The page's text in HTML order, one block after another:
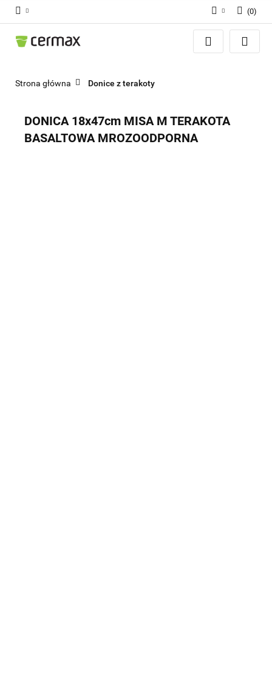
Zaloguj się
(0)
Strona główna Donice z terakoty
DONICA 18x47cm MISA M TERAKOTA
BASALTOWA MROZOODPORNA